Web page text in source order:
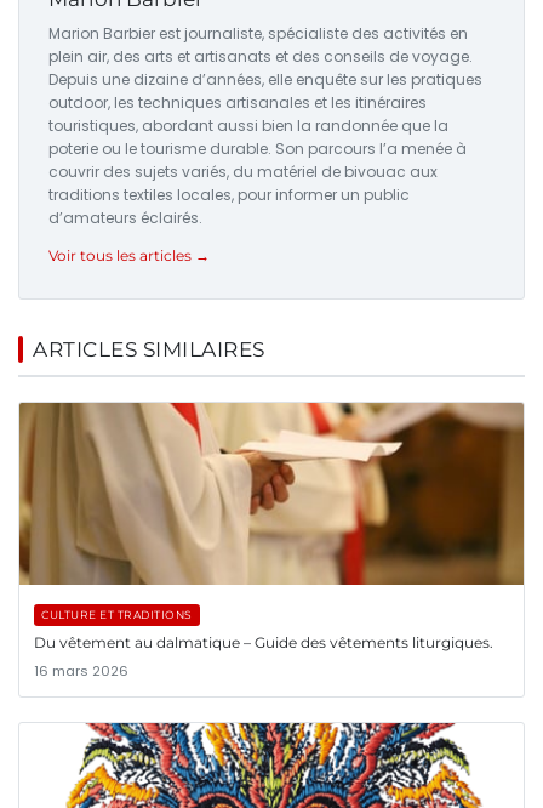
Marion Barbier est journaliste, spécialiste des activités en
plein air, des arts et artisanats et des conseils de voyage.
Depuis une dizaine d’années, elle enquête sur les pratiques
outdoor, les techniques artisanales et les itinéraires
touristiques, abordant aussi bien la randonnée que la
poterie ou le tourisme durable. Son parcours l’a menée à
couvrir des sujets variés, du matériel de bivouac aux
traditions textiles locales, pour informer un public
d’amateurs éclairés.
Voir tous les articles →
ARTICLES SIMILAIRES
CULTURE ET TRADITIONS
Du vêtement au dalmatique – Guide des vêtements liturgiques.
16 mars 2026